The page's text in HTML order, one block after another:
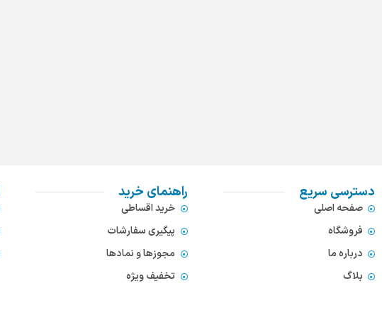
دسترسی سریع
صفحه اصلی
فروشگاه
درباره ما
بلاگ
راهنمای خرید
خرید اقساطی
پیگیری سفارشات
مجوزها و نمادها
تخفیف ویژه